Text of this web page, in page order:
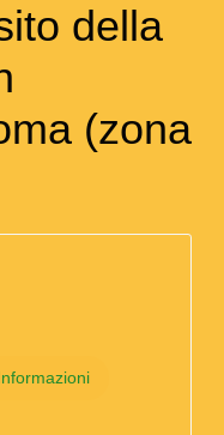
della
(zona